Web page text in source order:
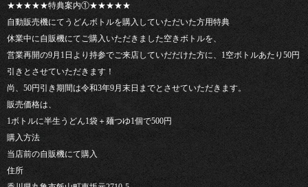
★★★★★特典案内①★★★★★
自動販売機にてうどんボトルを購入していただいた方用特典
休業中に自販機にてご購入いただきました空きボトルを、
営業再開の9月1日より持参でご来店していだだけた方に、1空ボトルあたり50円
引きとさせていただきます！
尚、50円引き期間は令和3年9月末日までとさせていただきます。
販売価格は、
1ボトルに半生うどん1袋＋麺つゆ1個で500円
購入方法
当店前の自販機にて購入
住所